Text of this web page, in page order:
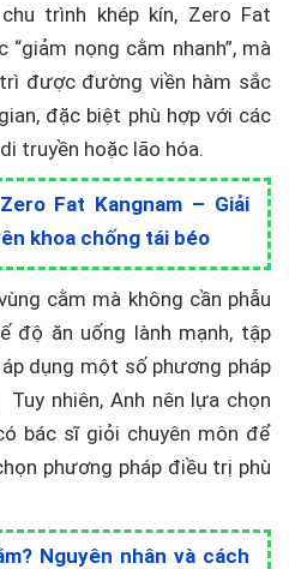
trình khép kín, Zero Fat
nọng cằm nhanh”, mà
được đường viền hàm sắc
đặc biệt phù hợp với các
truyền hoặc lão hóa.
Fat Kangnam – Giải
khoa chống tái béo
cằm mà không cần phẫu
độ ăn uống lành mạnh, tập
dụng một số phương pháp
nhiên, Anh nên lựa chọn
bác sĩ giỏi chuyên môn để
phương pháp điều trị phù
Nguyên nhân và cách